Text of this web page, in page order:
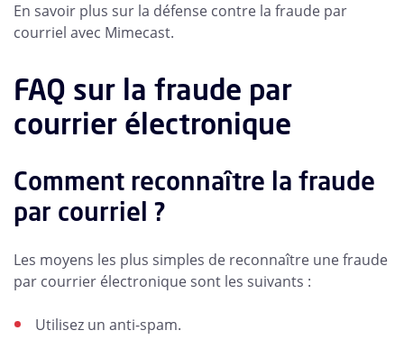
En savoir plus sur la défense contre la fraude par
courriel avec Mimecast.
FAQ sur la fraude par
courrier électronique
Comment reconnaître la fraude
par courriel ?
Les moyens les plus simples de reconnaître une fraude
par courrier électronique sont les suivants :
Utilisez un anti-spam.